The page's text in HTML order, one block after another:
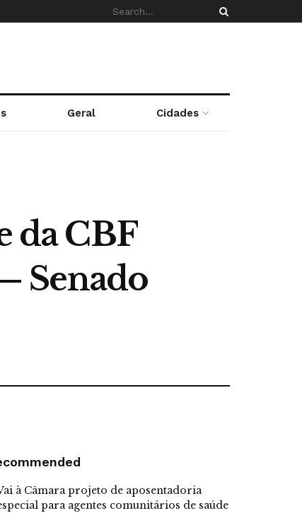
Geral Cidades
da CBF
Senado
à Câmara projeto de aposentadoria
para agentes comunitários de saúde